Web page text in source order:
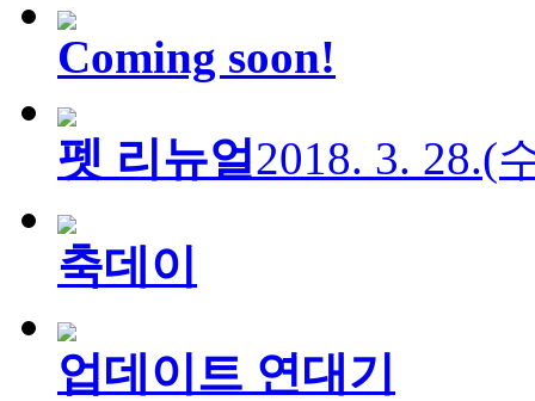
Coming soon!
펫 리뉴얼2018. 3. 28.(
축데이
업데이트 연대기